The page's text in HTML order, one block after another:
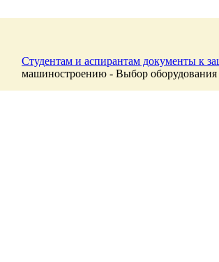
Студентам и аспирантам документы к
машиностроению - Выбор оборудования